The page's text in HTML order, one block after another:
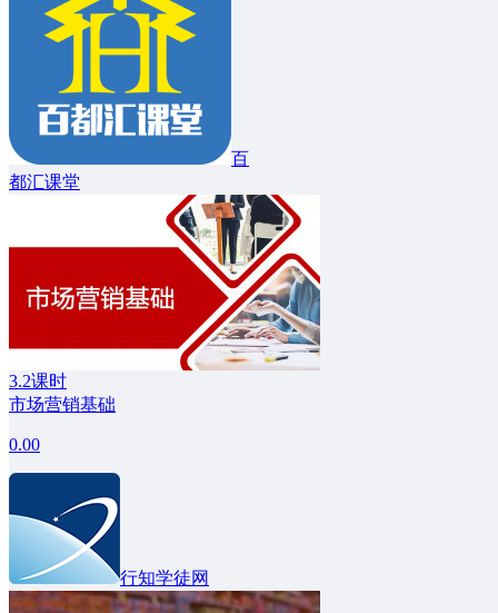
百
都汇课堂
3.2课时
市场营销基础
0.00
行知学徒网